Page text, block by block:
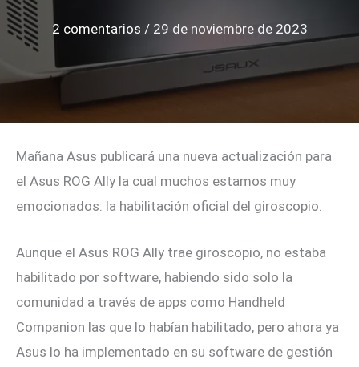
2 comentarios / 29 de noviembre de 2023
Mañana Asus publicará una nueva actualización para
el Asus ROG Ally la cual muchos estamos muy
emocionados: la habilitación oficial del giroscopio.
Aunque el Asus ROG Ally trae giroscopio, no estaba
habilitado por software, habiendo sido solo la
comunidad a través de apps como Handheld
Companion las que lo habían habilitado, pero ahora ya
Asus lo ha implementado en su software de gestión